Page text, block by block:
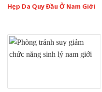
Hẹp Da Quy Đầu Ở Nam Giới